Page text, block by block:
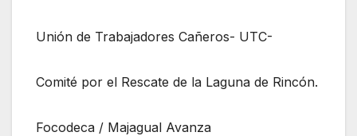
Unión de Trabajadores Cañeros- UTC-
Comité por el Rescate de la Laguna de Rincón.
Focodeca / Majagual Avanza